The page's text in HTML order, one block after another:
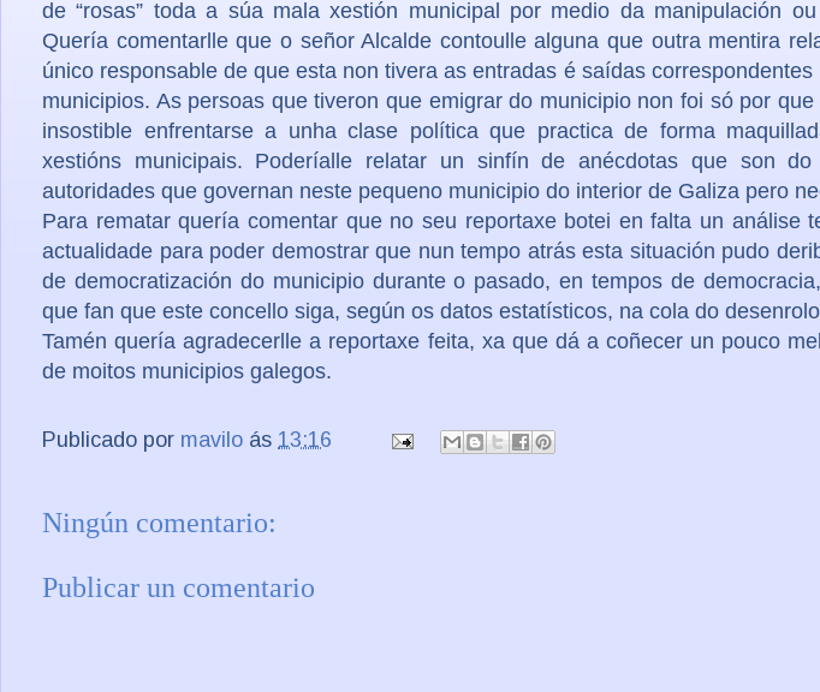
de “rosas” toda a súa mala xestión municipal por medio da manipulación
Quería comentarlle que o señor Alcalde contoulle alguna que outra mentira
único responsable de que esta non tivera as entradas é saídas
municipios. As persoas que tiveron que emigrar do municipio non foi só por
insostible enfrentarse a unha clase política que practica de forma
xestións municipais. Poderíalle relatar un sinfín de anécdotas que son
autoridades que governan neste pequeno municipio do interior de Galiza pero
Para rematar quería comentar que no seu reportaxe botei en falta un análise
actualidade para poder demostrar que nun tempo atrás esta situación pudo
de democratización do municipio durante o pasado, en tempos de
que fan que este concello siga, según os datos estatísticos, na cola do
Tamén quería agradecerlle a reportaxe feita, xa que dá a coñecer un pouco
de moitos municipios galegos.
Publicado por mavilo ás 13:16
Ningún comentario:
Publicar un comentario